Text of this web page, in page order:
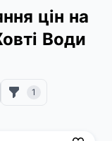
цін на
Води
1